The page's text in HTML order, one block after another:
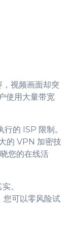
视频画面却突
使用大量带宽
的 ISP 限制。
的 VPN 加密技
您的在线活
。
您可以零风险试